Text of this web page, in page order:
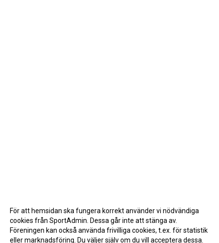
För att hemsidan ska fungera korrekt använder vi nödvändiga
cookies från SportAdmin. Dessa går inte att stänga av.
Föreningen kan också använda frivilliga cookies, t.ex. för statistik
eller marknadsföring. Du väljer själv om du vill acceptera dessa.